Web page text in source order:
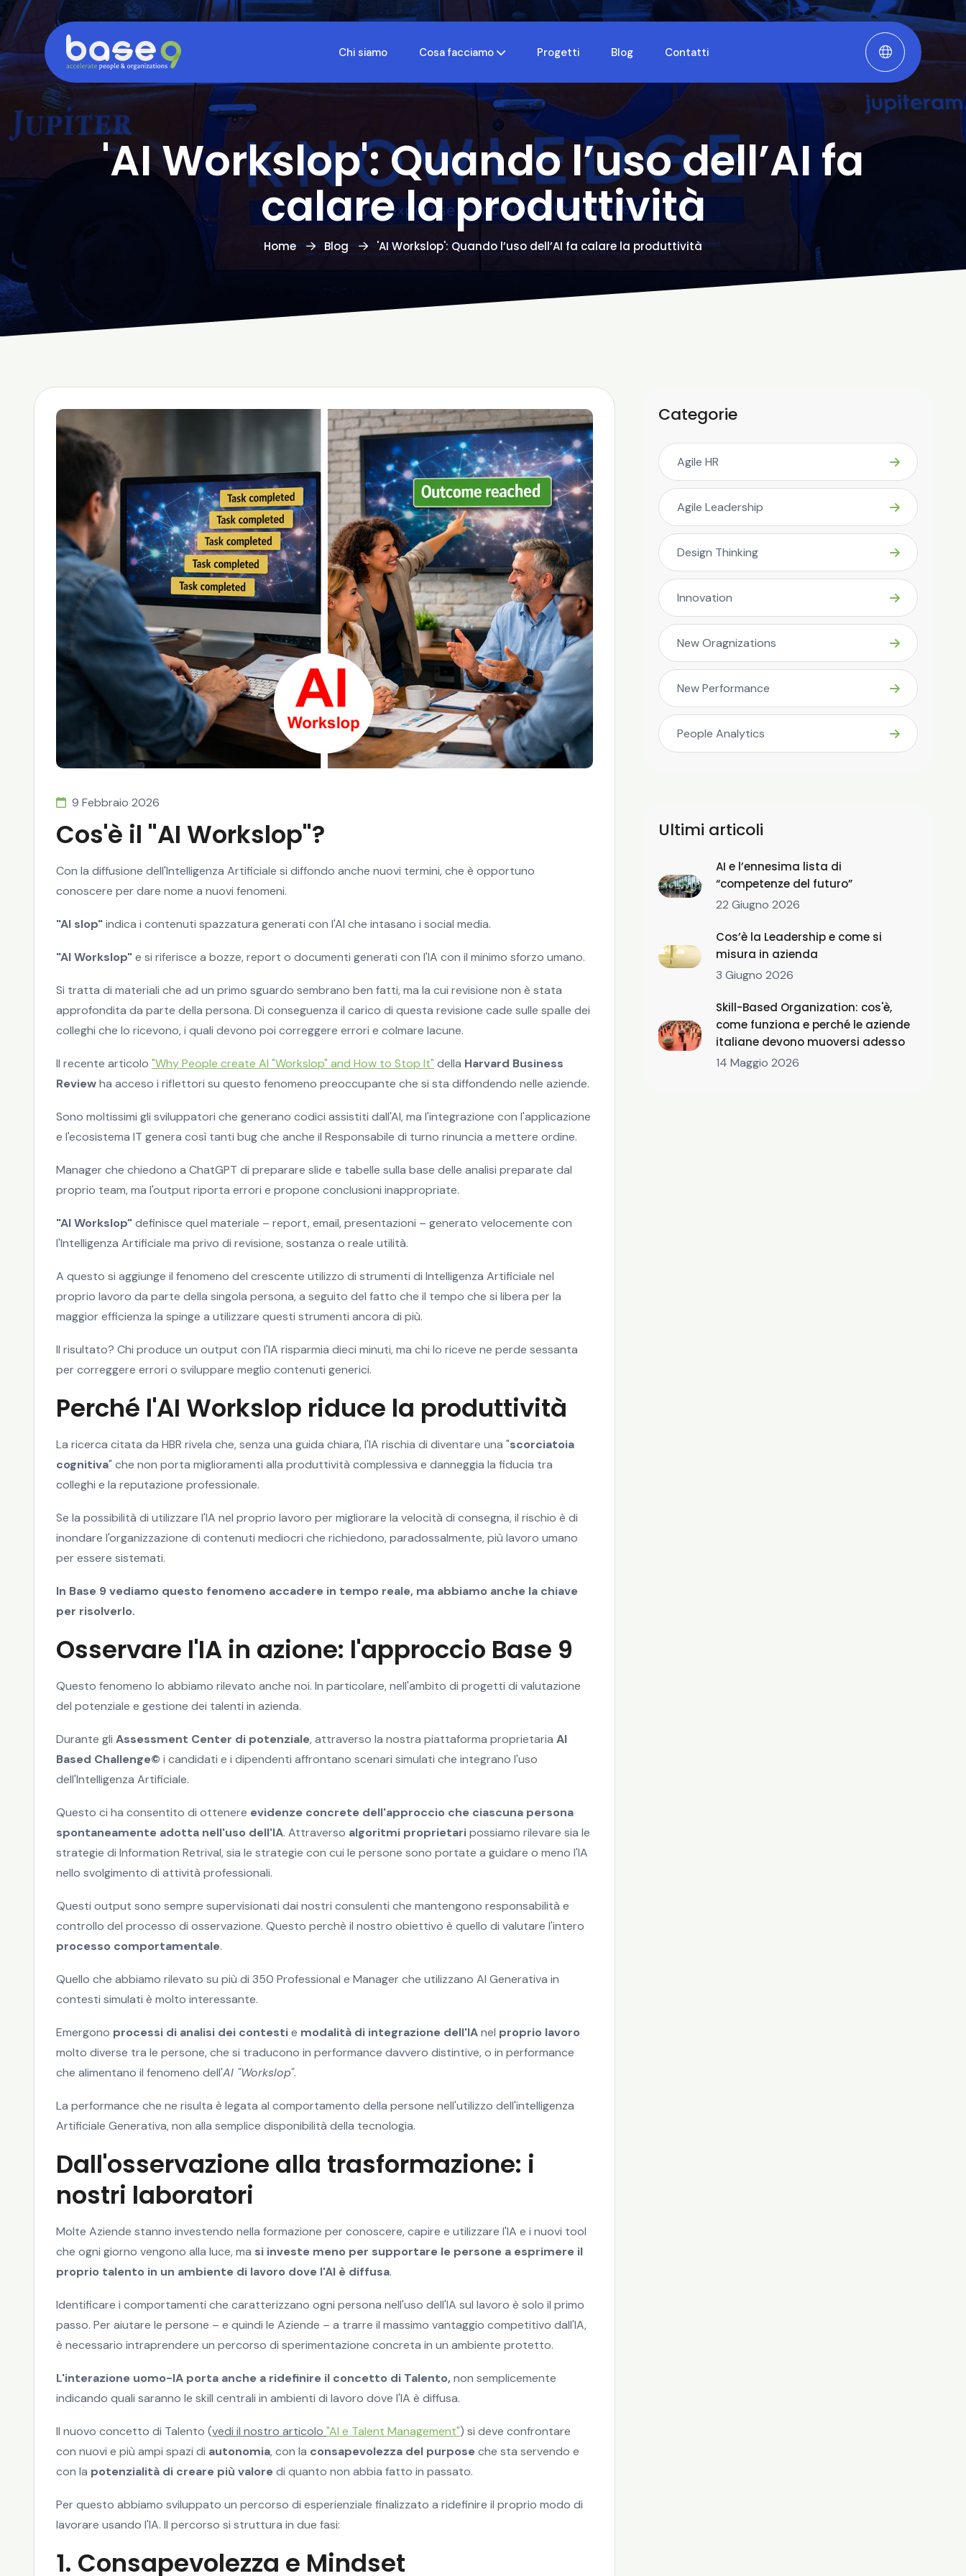
Chi siamo Cosa facciamo Progetti Blog Contatti
'AI Workslop': Quando l’uso dell’AI fa
calare la produttività
Home Blog 'AI Workslop': Quando l’uso dell’AI fa calare la produttività
9 Febbraio 2026
Cos'è il "AI Workslop"?
Con la diffusione dell'Intelligenza Artificiale si diffondo anche nuovi termini, che è opportuno
conoscere per dare nome a nuovi fenomeni.
"AI slop"indica i contenuti spazzatura generati con l'AI che intasano i social media.
"AI Workslop"e si riferisce a bozze, report o documenti generati con l'IA con il minimo sforzo umano.
Si tratta di materiali che ad un primo sguardo sembrano ben fatti, ma la cui revisione non è stata
approfondita da parte della persona. Di conseguenza il carico di questa revisione cade sulle spalle dei
colleghi che lo ricevono, i quali devono poi correggere errori e colmare lacune.
Il recente articolo "Why People create AI "Workslop" and How to Stop It" della Harvard Business
Reviewha acceso i riflettori su questo fenomeno preoccupante che si sta diffondendo nelle aziende.
Sono moltissimi gli sviluppatori che generano codici assistiti dall'AI, ma l'integrazione con l'applicazione
e l'ecosistema IT genera così tanti bug che anche il Responsabile di turno rinuncia a mettere ordine.
Manager che chiedono a ChatGPT di preparare slide e tabelle sulla base delle analisi preparate dal
proprio team, ma l'output riporta errori e propone conclusioni inappropriate.
"AI Workslop"definisce quel materiale – report, email, presentazioni – generato velocemente con
l'Intelligenza Artificiale ma privo di revisione, sostanza o reale utilità.
A questo si aggiunge il fenomeno del crescente utilizzo di strumenti di Intelligenza Artificiale nel
proprio lavoro da parte della singola persona, a seguito del fatto che il tempo che si libera per la
maggior efficienza la spinge a utilizzare questi strumenti ancora di più.
Il risultato? Chi produce un output con l'IA risparmia dieci minuti, ma chi lo riceve ne perde sessanta
per correggere errori o sviluppare meglio contenuti generici.
Perché l'AI Workslop riduce la produttività
La ricerca citata da HBR rivela che, senza una guida chiara, l'IA rischia di diventare una "scorciatoia
cognitiva" che non porta miglioramenti alla produttività complessiva e danneggia la fiducia tra
colleghi e la reputazione professionale.
Se la possibilità di utilizzare l'IA nel proprio lavoro per migliorare la velocità di consegna, il rischio è di
inondare l'organizzazione di contenuti mediocri che richiedono, paradossalmente, più lavoro umano
per essere sistemati.
In Base 9 vediamo questo fenomeno accadere in tempo reale, ma abbiamo anche la chiave
per risolverlo.
Osservare l'IA in azione: l'approccio Base 9
Questo fenomeno lo abbiamo rilevato anche noi. In particolare, nell'ambito di progetti di valutazione
del potenziale e gestione dei talenti in azienda.
Durante gli Assessment Center di potenziale, attraverso la nostra piattaforma proprietaria AI
Based Challenge© i candidati e i dipendenti affrontano scenari simulati che integrano l'uso
dell'Intelligenza Artificiale.
Questo ci ha consentito di ottenere evidenze concrete dell'approccio che ciascuna persona
spontaneamente adotta nell'uso dell'IA. Attraverso algoritmi proprietaripossiamo rilevare sia le
strategie di Information Retrival, sia le strategie con cui le persone sono portate a guidare o meno l'IA
nello svolgimento di attività professionali.
Questi output sono sempre supervisionati dai nostri consulenti che mantengono responsabilità e
controllo del processo di osservazione. Questo perchè il nostro obiettivo è quello di valutare l'intero
processo comportamentale.
Quello che abbiamo rilevato su più di 350 Professional e Manager che utilizzano AI Generativa in
contesti simulati è molto interessante.
Emergono processi di analisi dei contestie modalità di integrazione dell'IAnel proprio lavoro
molto diverse tra le persone, che si traducono in performance davvero distintive, o in performance
che alimentano il fenomeno dell'AI "Workslop".
La performance che ne risulta è legata al comportamento della persone nell'utilizzo dell'intelligenza
Artificiale Generativa, non alla semplice disponibilità della tecnologia.
Dall'osservazione alla trasformazione: i
nostri laboratori
Molte Aziende stanno investendo nella formazione per conoscere, capire e utilizzare l'IA e i nuovi tool
che ogni giorno vengono alla luce, ma si investe meno per supportare le persone a esprimere il
proprio talento in un ambiente di lavoro dove l'AI è diffusa.
Identificare i comportamenti che caratterizzano ogni persona nell'uso dell'IA sul lavoro è solo il primo
passo. Per aiutare le persone – e quindi le Aziende – a trarre il massimo vantaggio competitivo dall'IA,
è necessario intraprendere un percorso di sperimentazione concreta in un ambiente protetto.
L'interazione uomo-IA porta anche a ridefinire il concetto di Talento, non semplicemente
indicando quali saranno le skill centrali in ambienti di lavoro dove l'IA è diffusa.
Il nuovo concetto di Talento (vedi il nostro articolo "AI e Talent Management") si deve confrontare
con nuovi e più ampi spazi di autonomia, con la consapevolezza del purposeche sta servendo e
con la potenzialità di creare più valoredi quanto non abbia fatto in passato.
Per questo abbiamo sviluppato un percorso di esperienziale finalizzato a ridefinire il proprio modo di
lavorare usando l'IA. Il percorso si struttura in due fasi:
1. Consapevolezza e Mindset
Categorie
Agile HR
Agile Leadership
Design Thinking
Innovation
New Oragnizations
New Performance
People Analytics
Ultimi articoli
AI e l’ennesima lista di
“competenze del futuro”
22 Giugno 2026
Cos’è la Leadership e come si
misura in azienda
3 Giugno 2026
Skill-Based Organization: cos'è,
come funziona e perché le aziende
italiane devono muoversi adesso
14 Maggio 2026